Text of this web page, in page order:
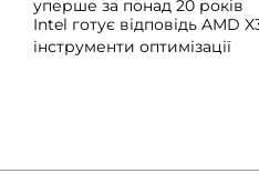
уперше за понад 20 років
Intel готує відповідь AMD
інструменти оптимізації